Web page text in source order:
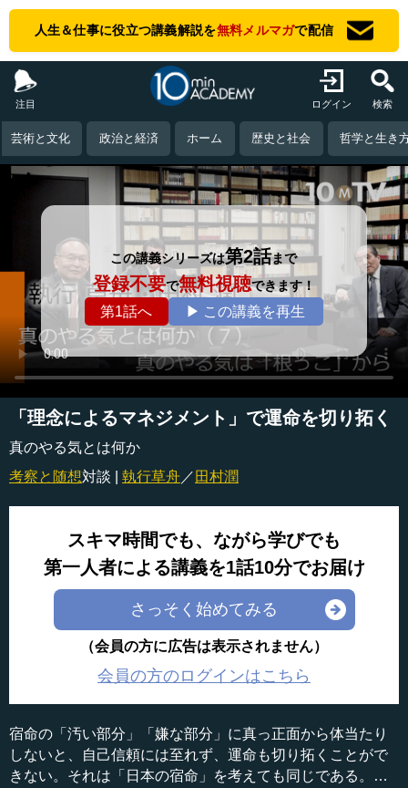
人生＆仕事に役立つ講義解説を無料メルマガで配信
注目 ログイン 検索
芸術と文化 政治と経済 ホーム 歴史と社会 哲学と生き
この講義シリーズは第2話まで
登録不要で無料視聴できます！
第1話へ ▶ この講義を再生
「理念によるマネジメント」で運命を切り拓く
真のやる気とは何か
考察と随想対談 | 執行草舟 ／ 田村潤
スキマ時間でも、ながら学びでも
第一人者による講義を1話10分でお届け
さっそく始めてみる
（会員の方に広告は表示されません）
会員の方のログインはこちら
宿命の「汚い部分」「嫌な部分」に真っ正面から体当たり
しないと、自己信頼には至れず、運命も切り拓くことがで
きない。それは「日本の宿命」を考えても同じである。成